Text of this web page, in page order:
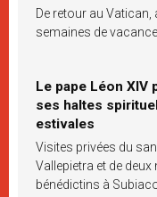
De retour au Vatican,
semaines de
Le pape Léon XIV
ses haltes
estivales
Visites privées du
Vallepietra et de
bénédictins à